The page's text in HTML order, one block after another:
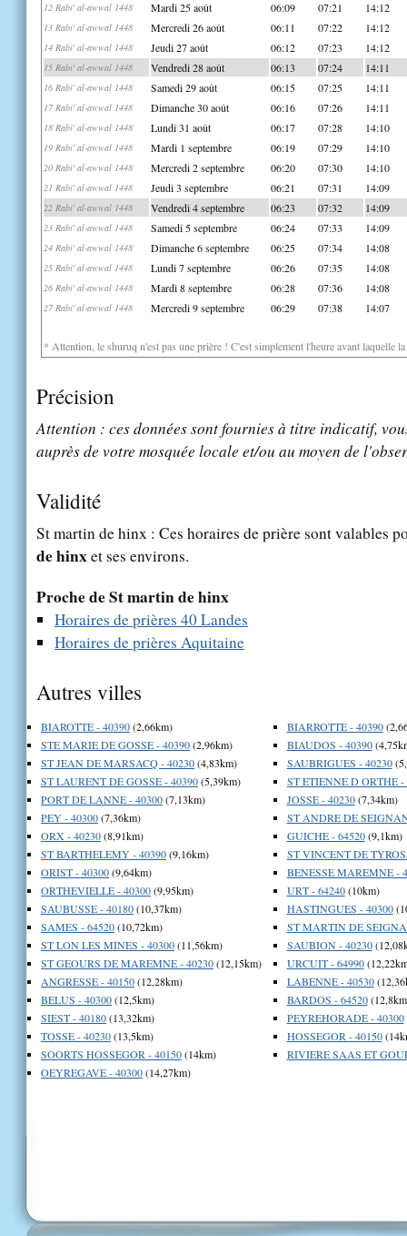
12 Rabi' al-awwal 1448 Mardi 25 août 06:09 07:21 14:12
13 Rabi' al-awwal 1448 Mercredi 26 août 06:11 07:22 14:12
14 Rabi' al-awwal 1448 Jeudi 27 août 06:12 07:23 14:12
15 Rabi' al-awwal 1448 Vendredi 28 août 06:13 07:24 14:11
16 Rabi' al-awwal 1448 Samedi 29 août 06:15 07:25 14:11
17 Rabi' al-awwal 1448 Dimanche 30 août 06:16 07:26 14:11
18 Rabi' al-awwal 1448 Lundi 31 août 06:17 07:28 14:10
19 Rabi' al-awwal 1448 Mardi 1 septembre 06:19 07:29 14:10
20 Rabi' al-awwal 1448 Mercredi 2 septembre 06:20 07:30 14:10
21 Rabi' al-awwal 1448 Jeudi 3 septembre 06:21 07:31 14:09
22 Rabi' al-awwal 1448 Vendredi 4 septembre 06:23 07:32 14:09
23 Rabi' al-awwal 1448 Samedi 5 septembre 06:24 07:33 14:09
24 Rabi' al-awwal 1448 Dimanche 6 septembre 06:25 07:34 14:08
25 Rabi' al-awwal 1448 Lundi 7 septembre 06:26 07:35 14:08
26 Rabi' al-awwal 1448 Mardi 8 septembre 06:28 07:36 14:08
27 Rabi' al-awwal 1448 Mercredi 9 septembre 06:29 07:38 14:07
* Attention, le shuruq n'est pas une prière ! C'est simplement l'heure avant laquelle
Précision
Attention : ces données sont fournies à titre indicatif,
auprès de votre mosquée locale et/ou au moyen de
Validité
St martin de hinx : Ces horaires de prière sont valables
de hinxet ses environs.
Proche de St martin de hinx
Horaires de prières 40 Landes
Horaires de prières Aquitaine
Autres villes
BIAROTTE - 40390(2,66km)
STE MARIE DE GOSSE - 40390(2,96km)
ST JEAN DE MARSACQ - 40230(4,83km)
ST LAURENT DE GOSSE - 40390(5,39km)
PORT DE LANNE - 40300(7,13km)
PEY - 40300(7,36km)
ORX - 40230(8,91km)
ST BARTHELEMY - 40390(9,16km)
ORIST - 40300(9,64km)
ORTHEVIELLE - 40300(9,95km)
SAUBUSSE - 40180(10,37km)
SAMES - 64520(10,72km)
ST LON LES MINES - 40300(11,56km)
ST GEOURS DE MAREMNE - 40230(12,15km)
ANGRESSE - 40150(12,28km)
BELUS - 40300(12,5km)
SIEST - 40180(13,32km)
TOSSE - 40230(13,5km)
SOORTS HOSSEGOR - 40150(14km)
OEYREGAVE - 40300(14,27km)
BIARROTTE - 40390
BIAUDOS - 40390
SAUBRIGUES - 40230
ST ETIENNE D ORTHE -
JOSSE - 40230(7,34km)
ST ANDRE DE
GUICHE - 64520(9,1km)
ST VINCENT DE
BENESSE MAREMNE -
URT - 64240(10km)
HASTINGUES - 40300
ST MARTIN DE
SAUBION - 40230
URCUIT - 64990
LABENNE - 40530
BARDOS - 64520
PEYREHORADE - 40300
HOSSEGOR - 40150
RIVIERE SAAS ET